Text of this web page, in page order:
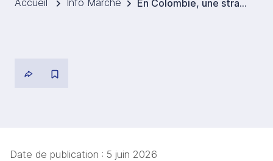
Accueil Info Marché En Colombie, une stratégie numérique ambitieuse crée des opportunités pour les entreprises françaises de la Tech
Date de publication : 5 juin 2026